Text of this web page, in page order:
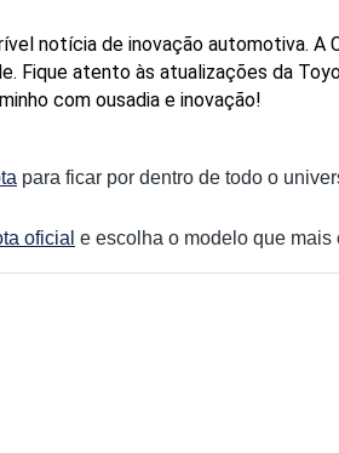
notícia de inovação automotiva. A
Fique atento às atualizações da
com ousadia e inovação!
para ficar por dentro de todo o
oficial e escolha o modelo que mais